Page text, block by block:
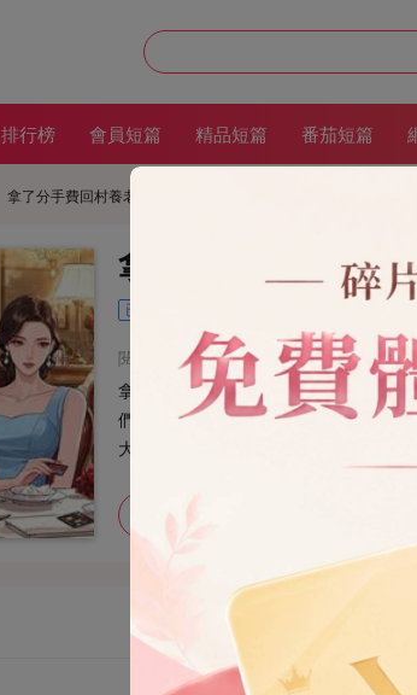
排行榜 會員短篇 精品短篇 番茄短篇
拿了分手費回村養老后
拿了分手費回村養
已完結
閱讀：59213
收藏：45
拿了許知安媽媽給的1000萬窩囊費后
們村里躺平至生命最后一刻。 收到許知
大爺：「你的手機一直響，能贏的，這
加入書架